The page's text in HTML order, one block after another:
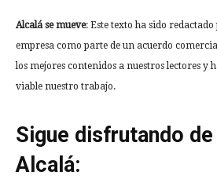
Alcalá se mueve: Este texto ha sido
empresa como parte de un acuerdo
los mejores contenidos a nuestros lectores y
viable nuestro trabajo.
Sigue disfrutando
Alcalá: